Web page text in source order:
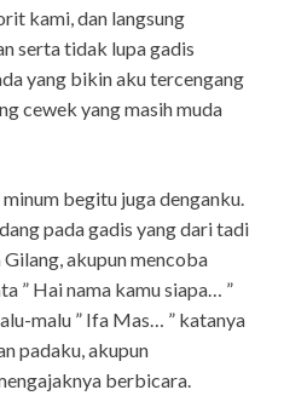
kami, dan langsung
serta tidak lupa gadis
yang bikin aku tercengang
cewek yang masih muda
begitu juga denganku.
pada gadis yang dari tadi
akupun mencoba
” Hai nama kamu siapa… ”
malu ” Ifa Mas… ” katanya
padaku, akupun
berbicara.